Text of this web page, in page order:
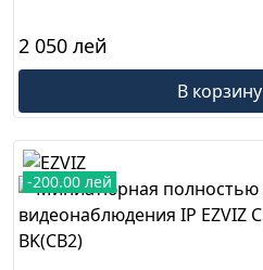
2 050 лей
В корзину
-200.00 лей